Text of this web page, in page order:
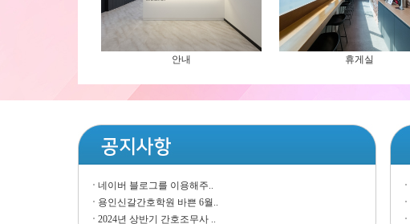
안내 휴게실
네이버 블로그를 이용해주..
용인신갈간호학원 바쁜 6월..
2024년 상반기 간호조무사 ..